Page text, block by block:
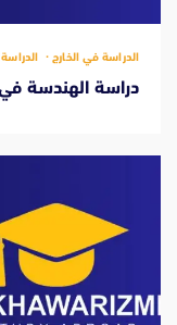
الدراسة في الخارج
دراسة الهندسة